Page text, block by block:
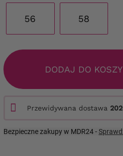
56 58
DODAJ DO
Przewidywana dostawa
Bezpieczne zakupy w MDR24 -